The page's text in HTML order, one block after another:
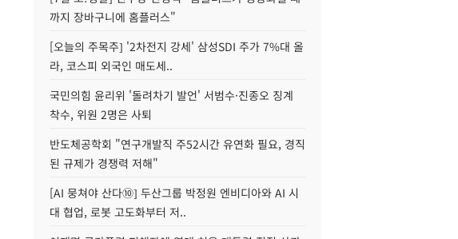
까지 장바구니에 홈플러스"
[오늘의 주목주] '2차전지 강세' 삼성SDI 주가 7%대 올
라, 코스피 외국인 매도세..
국민의힘 윤리위 '돌려차기 발언' 서범수·진종오 징계
착수, 위원 2명은 사퇴
반도체공학회 "연구개발직 주52시간 유연화 필요, 경직
된 규제가 경쟁력 저해"
[AI 뭉쳐야 산다⑩] 두산그룹 박정원 엔비디아와 AI 시
대 협업, 로봇 고도화부터 저..